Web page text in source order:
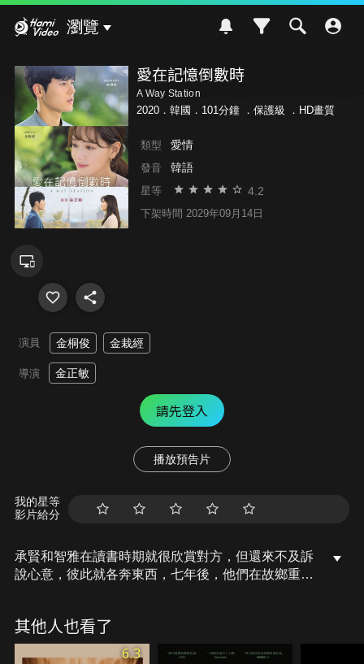
瀏覽
愛在記憶倒數時
A Way Station
2020．韓國．101分鐘 ． 保護級 ．HD畫質
類型 愛情
發音 韓語
星等 4.2
下架時間 2029年09月14日
演員 金桐俊 金栽經
導演 金正敏
請先登入
播放預告片
我的星等
影片給分
承賢和智雅在讀書時期就很欣賞對方，但還來不及訴
說心意，彼此就各奔東西，七年後，他們在故鄉重
賢，他們知道自己的時日無多，但仍希望能成為對方
最後的愛人和記憶。
其他人也看了
6.3